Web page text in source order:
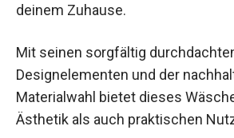
deinem Zuhause.
Mit seinen sorgfältig
Designelementen und der
Materialwahl bietet dieses
Ästhetik als auch praktischen